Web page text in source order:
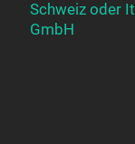
Schweiz oder
GmbH